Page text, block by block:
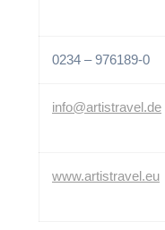
0234 – 976189-0
info@artistravel.de
www.artistravel.eu